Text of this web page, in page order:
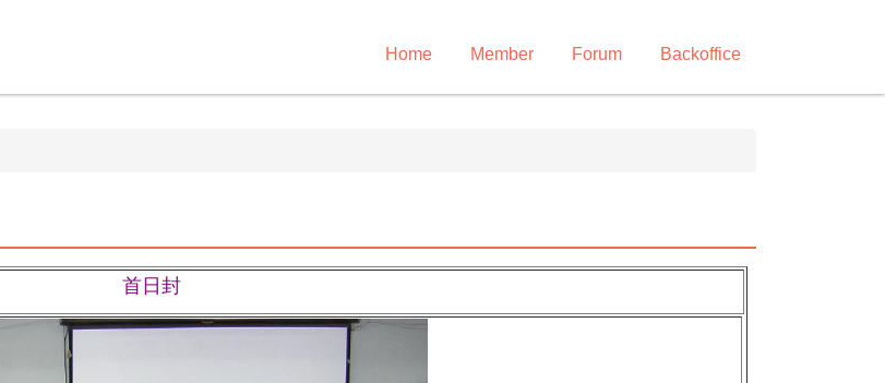
Home Member Forum Backoffice
首日封